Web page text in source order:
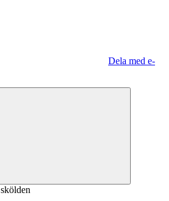
Dela med e-